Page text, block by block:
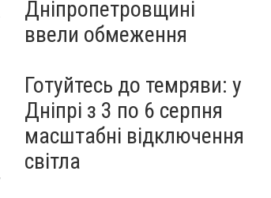
Дніпропетровщині
ввели обмеження
Готуйтесь до темряви: у
Дніпрі з 3 по 6 серпня
масштабні відключення
світла